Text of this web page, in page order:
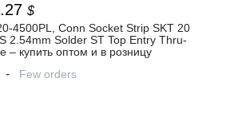
$
4500PL, Conn Socket Strip SKT 20
2.54mm Solder ST Top Entry Thru-
– купить оптом и в розницу
- Few orders